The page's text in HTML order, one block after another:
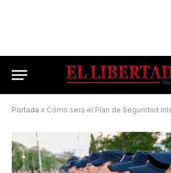
Portada » Cómo será el Plan de Seguridad Integral que se llevará